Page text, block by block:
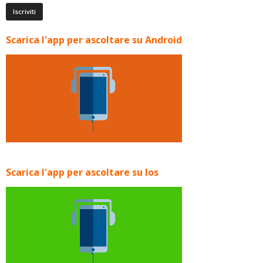
Scarica l'app per ascoltare su Android
Scarica l'app per ascoltare su Ios